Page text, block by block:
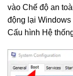
vào Chế độ an
động lại
Cấu hình Hệ